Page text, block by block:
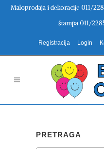
Maloprodaja i dekoracije 011/
štampa 011/
Registracija Login
PRETRAGA